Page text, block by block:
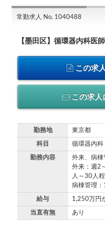
常勤求人 No. 1040488
【墨田区】循環器内科医
この求
この求人
勤務地 東京都
科目 循環器内科
勤務内容
外来、病
外来：週2
人～30人
病棟管理
給与 1,250万円
当直有無 あり